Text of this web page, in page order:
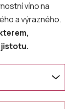
víno na
a výrazného.
jistotu.